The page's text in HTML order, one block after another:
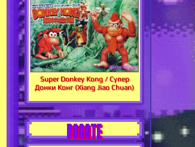
Super Donkey Kong / Супер
Донки Конг (Xiang Jiao Chuan)
DONATE